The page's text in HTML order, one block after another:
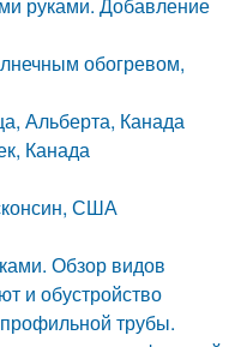
обогревом,
Альберта, Канада
Канада
США
Обзор видов
и обустройство
трубы.